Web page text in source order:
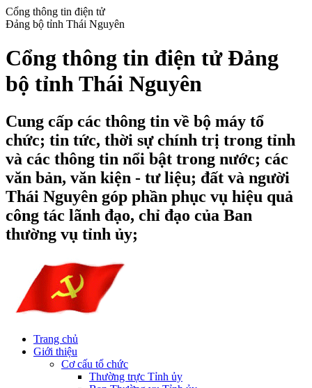
Cổng thông tin điện tử
Đảng bộ tỉnh Thái Nguyên
Cổng thông tin điện tử Đảng
bộ tỉnh Thái Nguyên
Cung cấp các thông tin về bộ máy tổ
chức; tin tức, thời sự chính trị trong tỉnh
và các thông tin nổi bật trong nước; các
văn bản, văn kiện - tư liệu; đất và người
Thái Nguyên góp phần phục vụ hiệu quả
công tác lãnh đạo, chỉ đạo của Ban
thường vụ tỉnh ủy;
Trang chủ
Giới thiệu
Cơ cấu tổ chức
Thường trực Tỉnh ủy